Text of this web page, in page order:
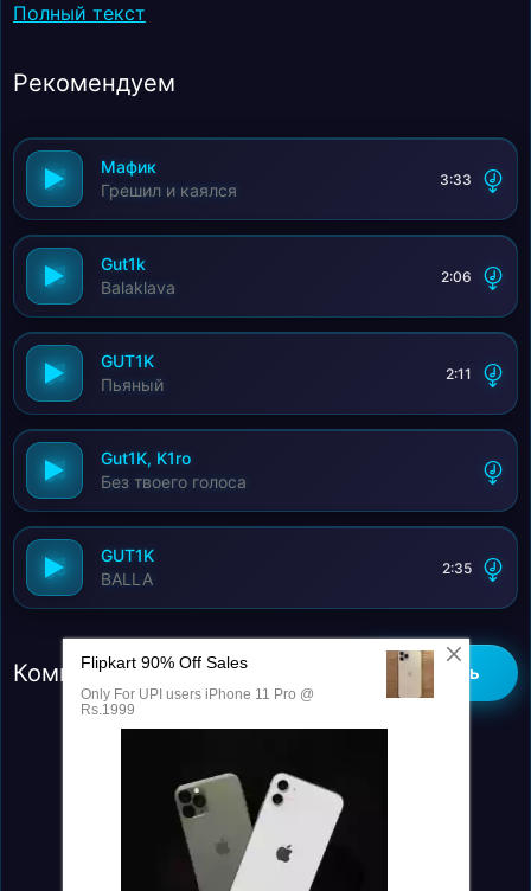
своей!
Полный текст
Рекомендуем
Мафик
Грешил и каялся
3:33
Gut1k
Balaklava
2:06
GUT1K
Пьяный
2:11
Gut1K, K1ro
Без твоего голоса
GUT1K
BALLA
2:35
Комментарии (0) Добавить